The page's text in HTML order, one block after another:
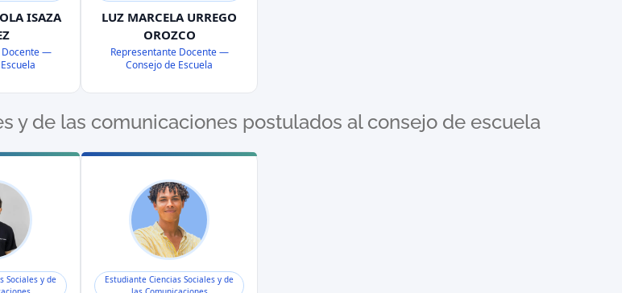
ISAZA
Docente —
LUZ MARCELA URREGO
OROZCO
Representante Docente —
Consejo de Escuela
y de las comunicaciones postulados al consejo de escuela
Sociales y de
Estudiante Ciencias Sociales y de